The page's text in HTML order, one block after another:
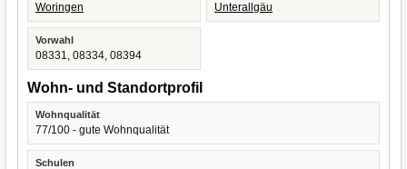
Woringen Unterallgäu
Vorwahl
08331, 08334, 08394
Wohn- und Standortprofil
Wohnqualität
77/100 - gute Wohnqualität
Schulen